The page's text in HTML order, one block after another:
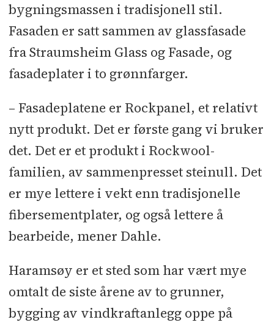
bygningsmassen i tradisjonell stil.
Fasaden er satt sammen av glassfasade
fra Straumsheim Glass og Fasade, og
fasadeplater i to grønnfarger.
– Fasadeplatene er Rockpanel, et relativt
nytt produkt. Det er første gang vi bruker
det. Det er et produkt i Rockwool-
familien, av sammenpresset steinull. Det
er mye lettere i vekt enn tradisjonelle
fibersementplater, og også lettere å
bearbeide, mener Dahle.
Haramsøy er et sted som har vært mye
omtalt de siste årene av to grunner,
bygging av vindkraftanlegg oppe på